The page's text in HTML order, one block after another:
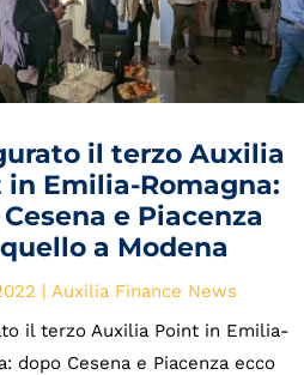
il terzo Auxilia
in Emilia-Romagna:
e Piacenza
a Modena
|Auxilia Finance News
il terzo Auxilia Point in Emilia-
dopo Cesena e Piacenza ecco